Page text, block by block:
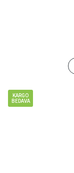
KARGO
BEDAVA